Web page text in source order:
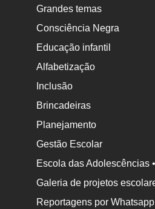
Grandes temas
Consciência Negra
Educação infantil
Alfabetização
Inclusão
Brincadeiras
Planejamento
Gestão Escolar
Escola das Adolescências •
Galeria de projetos
Reportagens por Whatsapp